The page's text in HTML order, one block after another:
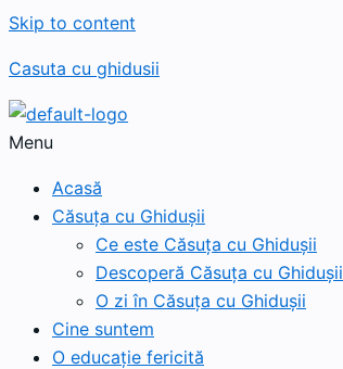
Skip to content
Casuta cu ghidusii
Menu
Acasă
Căsuța cu Ghidușii
Ce este Căsuța cu Ghidușii
Descoperă Căsuța cu Ghidușii
O zi în Căsuța cu Ghidușii
Cine suntem
O educație fericită